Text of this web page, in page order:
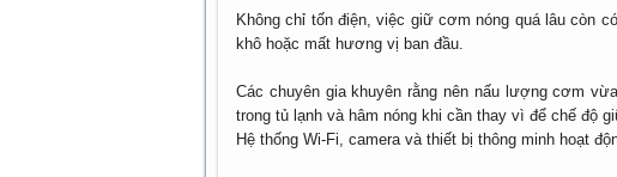
Không chỉ tốn điện, việc giữ cơm nóng quá lâu còn
khô hoặc mất hương vị ban đầu.
Các chuyên gia khuyên rằng nên nấu lượng cơm
trong tủ lạnh và hâm nóng khi cần thay vì để chế độ
Hệ thống Wi-Fi, camera và thiết bị thông minh hoạt